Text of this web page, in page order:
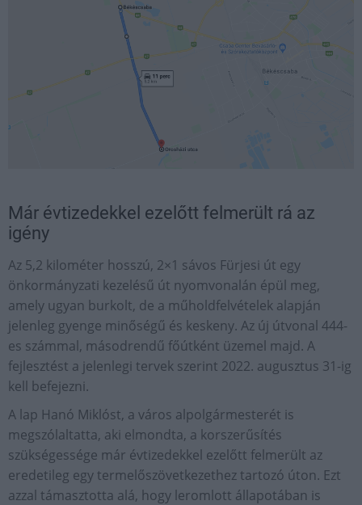
Már évtizedekkel ezelőtt felmerült rá az
igény
Az 5,2 kilométer hosszú, 2×1 sávos Fürjesi út egy
önkormányzati kezelésű út nyomvonalán épül meg,
amely ugyan burkolt, de a műholdfelvételek alapján
jelenleg gyenge minőségű és keskeny. Az új útvonal 444-
es számmal, másodrendű főútként üzemel majd. A
fejlesztést a jelenlegi tervek szerint 2022. augusztus 31-ig
kell befejezni.
A lap Hanó Miklóst, a város alpolgármesterét is
megszólaltatta, aki elmondta, a korszerűsítés
szükségessége már évtizedekkel ezelőtt felmerült az
eredetileg egy termelőszövetkezethez tartozó úton. Ezt
azzal támasztotta alá, hogy leromlott állapotában is